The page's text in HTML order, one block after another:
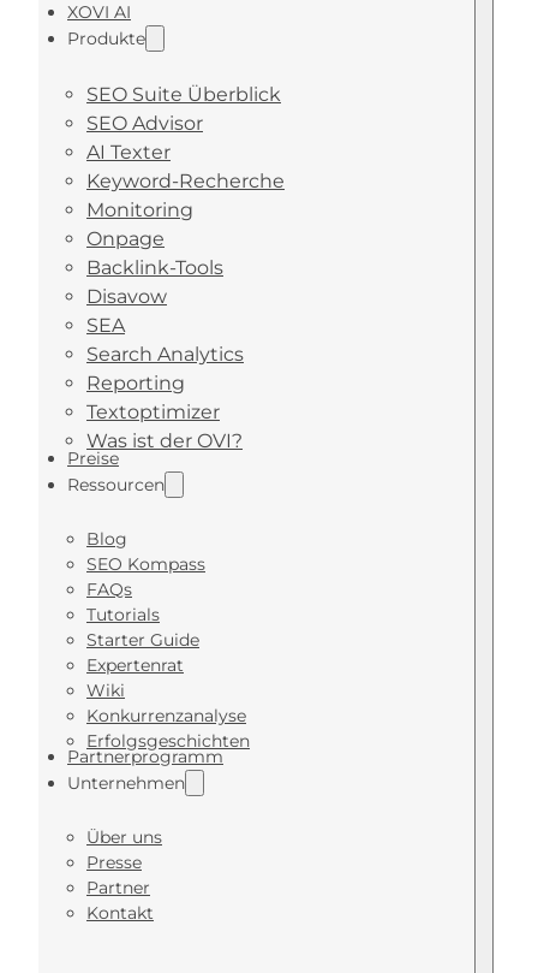
XOVI AI
Produkte
SEO Suite Überblick
SEO Advisor
AI Texter
Keyword-Recherche
Monitoring
Onpage
Backlink-Tools
Disavow
SEA
Search Analytics
Reporting
Textoptimizer
Was ist der OVI?
Preise
Ressourcen
Blog
SEO Kompass
FAQs
Tutorials
Starter Guide
Expertenrat
Wiki
Konkurrenzanalyse
Erfolgsgeschichten
Partnerprogramm
Unternehmen
Über uns
Presse
Partner
Kontakt